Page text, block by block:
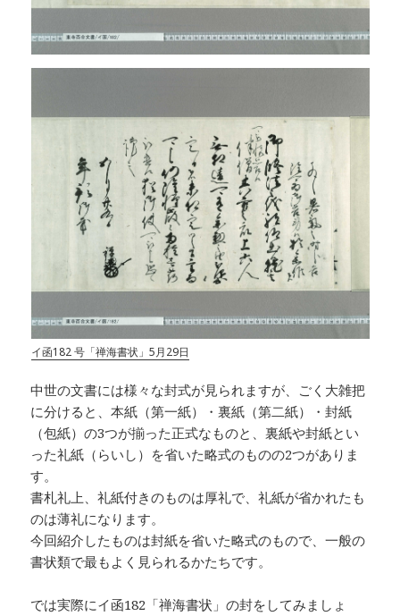
イ函182 号「禅海書状」5月29日
中世の文書には様々な封式が見られますが、ごく大雑把
に分けると、本紙（第一紙）・裏紙（第二紙）・封紙
（包紙）の3つが揃った正式なものと、裏紙や封紙とい
った礼紙（らいし）を省いた略式のものの2つがありま
す。
書札礼上、礼紙付きのものは厚礼で、礼紙が省かれたも
のは薄礼になります。
今回紹介したものは封紙を省いた略式のもので、一般の
書状類で最もよく見られるかたちです。
では実際にイ函182「禅海書状」の封をしてみましょ